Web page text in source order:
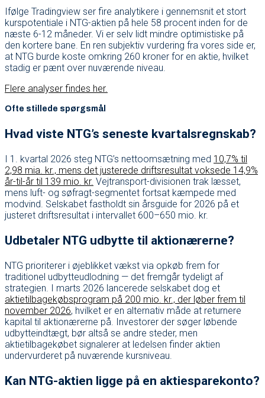
Ifølge Tradingview ser fire analytikere i gennemsnit et stort
kurspotentiale i NTG-aktien på hele 58 procent inden for de
næste 6-12 måneder. Vi er selv lidt mindre optimistiske på
den kortere bane. En ren subjektiv vurdering fra vores side er,
at NTG burde koste omkring 260 kroner for en aktie, hvilket
stadig er pænt over nuværende niveau.
Flere analyser findes her.
Ofte stillede spørgsmål
Hvad viste NTG’s seneste kvartalsregnskab?
I 1. kvartal 2026 steg NTG’s nettoomsætning med 10,7% til
2,98 mia. kr., mens det justerede driftsresultat voksede 14,9%
år-til-år til 139 mio. kr. Vejtransport-divisionen trak læsset,
mens luft- og søfragt-segmentet fortsat kæmpede med
modvind. Selskabet fastholdt sin årsguide for 2026 på et
justeret driftsresultat i intervallet 600–650 mio. kr.
Udbetaler NTG udbytte til aktionærerne?
NTG prioriterer i øjeblikket vækst via opkøb frem for
traditionel udbytteudlodning — det fremgår tydeligt af
strategien. I marts 2026 lancerede selskabet dog et
aktietilbagekøbsprogram på 200 mio. kr., der løber frem til
november 2026, hvilket er en alternativ måde at returnere
kapital til aktionærerne på. Investorer der søger løbende
udbytteindtægt, bør altså se andre steder, men
aktietilbagekøbet signalerer at ledelsen finder aktien
undervurderet på nuværende kursniveau.
Kan NTG-aktien ligge på en aktiesparekonto?